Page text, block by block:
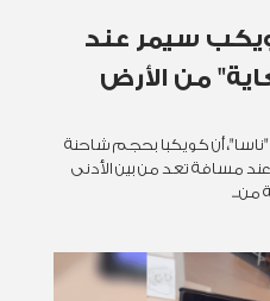
سيمر عند
من الأرض
أن كويكبا بحجم شاحنة
مسافة تعد من بين الأدنى
من...